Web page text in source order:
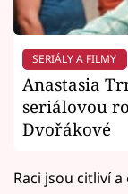
SERIÁLY A FILMY
Anastasia
seriálovou
Dvořákové
Raci jsou citliví